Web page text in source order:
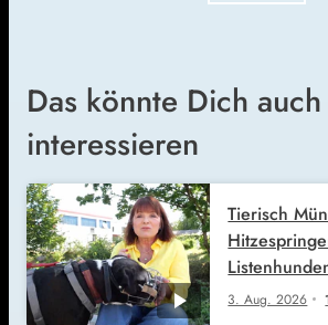
Das könnte Dich auch
interessieren
3. Aug. 2026
Tierisch